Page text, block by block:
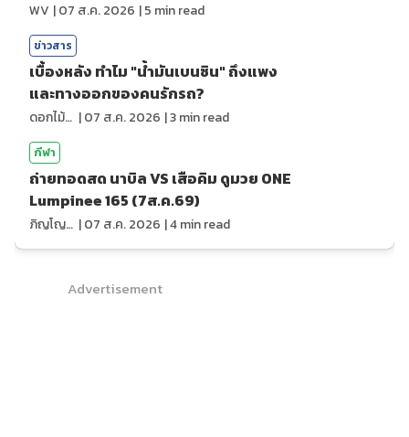
WV |07 ส.ค. 2026 |5 min read
ข่าวสาร
เบื้องหลัง ทำไม "น้ำมันเบนซิน" ถึงแพง
และทางออกของคนรักรถ?
ดอกไม้กับสายน้ำ |07 ส.ค. 2026 |3min read
กีฬา
ถ่ายทอดสด นาบิล VS เสือคิม ดูมวย ONE
Lumpinee 165 (7ส.ค.69)
ภิญโญ ส่องแสง |07 ส.ค. 2026 |4min read
Advertisement